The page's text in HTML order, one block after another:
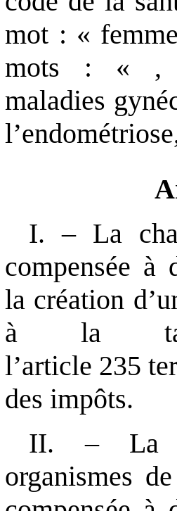
mot : «
mots : « ,
maladies
I. – La
compensée à
la création
à la
l’article 235
des impôts.
II. – La
organismes